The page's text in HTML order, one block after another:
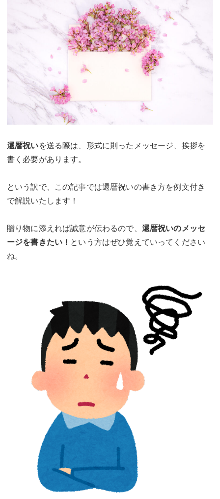
還暦祝いを送る際は、形式に則ったメッセージ、挨拶を
書く必要があります。
という訳で、この記事では還暦祝いの書き方を例文付き
で解説いたします！
贈り物に添えれば誠意が伝わるので、 還暦祝いのメッセ
ージを書きたい！ という方はぜひ覚えていってください
ね。